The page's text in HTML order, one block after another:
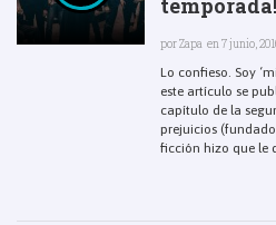
porZapa en 7 junio,
Lo confieso. Soy
este artículo se
capítulo de la
prejuicios
ficción hizo que le